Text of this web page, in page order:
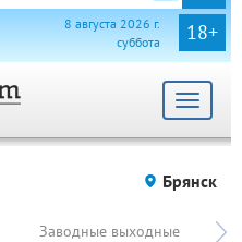
18+
8 августа 2026 г.
суббота
Toggle
Брянск
Заводные выходные